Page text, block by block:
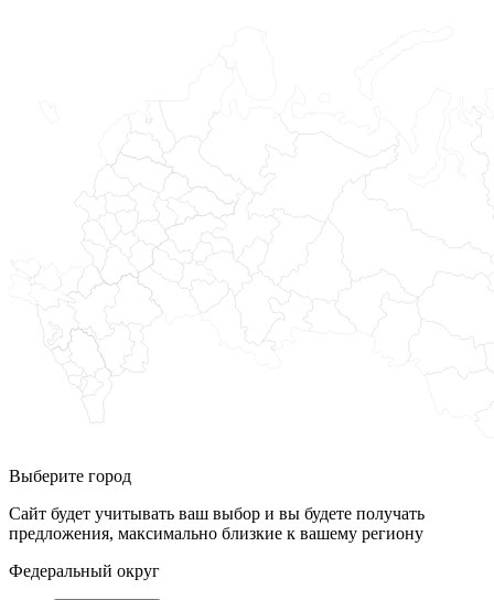
Выберите город
Сайт будет учитывать ваш выбор и вы будете получать
предложения, максимально близкие к вашему региону
Федеральный округ